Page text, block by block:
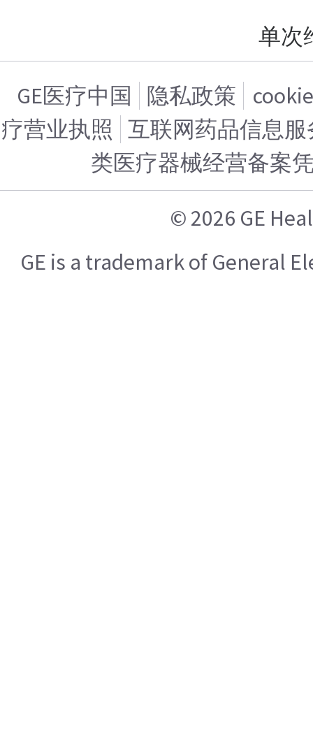
单次
GE医疗中国 隐私政策
疗营业执照 互联网药品信息服
类医疗器械经营备案
© 2026 GE
GE is a trademark of General